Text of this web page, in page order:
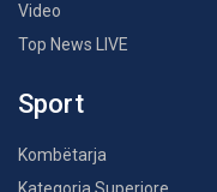
Video
Top News LIVE
Sport
Kombëtarja